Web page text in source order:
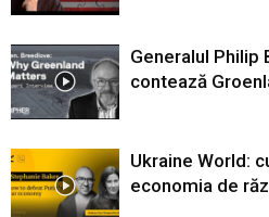
Generalul Philip
contează
Ukraine World:
economia de